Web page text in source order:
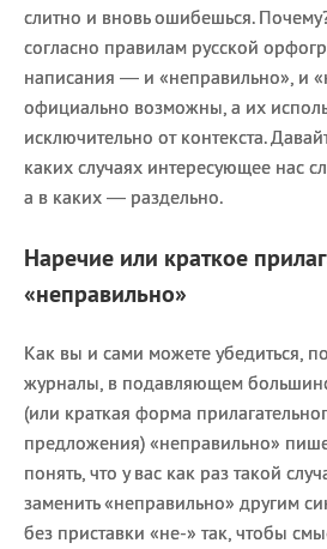
слитно и вновь ошибешься.
согласно правилам русской
написания — и «неправильно», и
официально возможны, а их
исключительно от контекста.
каких случаях интересующее нас
а в каких — раздельно.
Наречие или краткое
«неправильно»
Как вы и сами можете убедиться,
журналы, в подавляющем
(или краткая форма
предложения) «неправильно»
понять, что у вас как раз такой
заменить «неправильно» другим
без приставки «не-» так, чтобы